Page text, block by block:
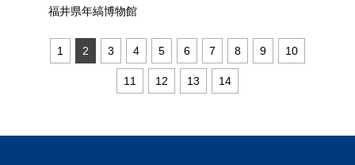
福井県年縞博物館
1 2 3 4 5 6 7 8 9 10
11 12 13 14